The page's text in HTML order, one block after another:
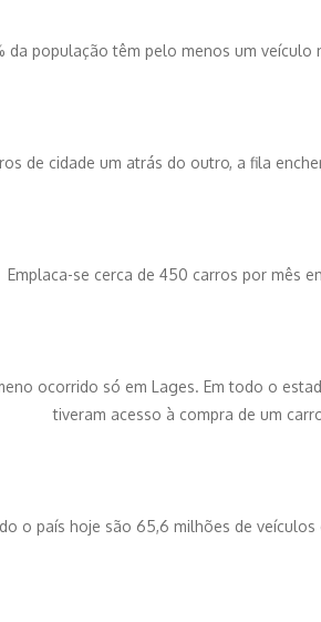
da população têm pelo menos um veículo
de cidade um atrás do outro, a fila
Emplaca-se cerca de 450 carros por mês
ocorrido só em Lages. Em todo o
tiveram acesso à compra de um
o país hoje são 65,6 milhões de veículos